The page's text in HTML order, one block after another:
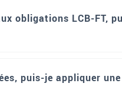
obligations LCB-FT,
puis-je appliquer